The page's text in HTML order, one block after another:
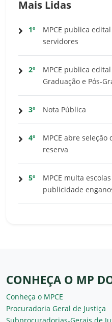
Mais Lidas
1º
MPCE publica
servidores
2º
MPCE publica
Graduação e Pós-
3º Nota Pública
4º
MPCE abre
reserva
5º
MPCE multa
publicidade
CONHEÇA O MP
Conheça o MPCE
Procuradoria Geral de Justiça